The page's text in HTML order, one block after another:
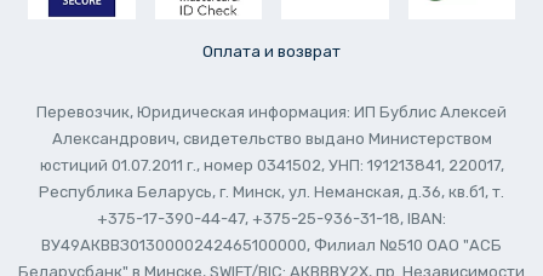
Оплата и возврат
Перевозчик, Юридическая информация: ИП Бублис Алексей
Александрович, свидетельство выдано Министерством
юстиций 01.07.2011 г., номер 0341502, УНП: 191213841, 220017,
Республика Беларусь, г. Минск, ул. Неманская, д.36, кв.б1, т.
+375-17-390-44-47, +375-25-936-31-18, IBAN:
ВУ49АКВВЗ0130000242465100000, Филиал №510 ОАО "АСБ
Беларусбанк" в Минске, SWIFT/BIC: АКВВВУ2Х, пр. Независимости